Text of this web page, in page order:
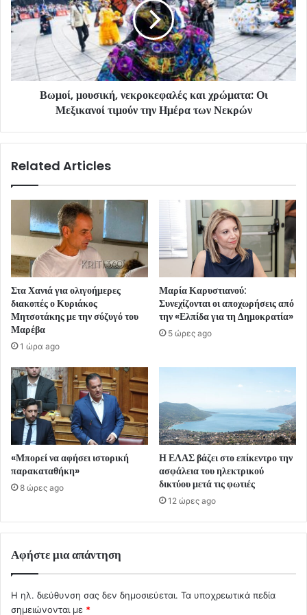
Βωμοί, μουσική, νεκροκεφαλές και χρώματα: Οι
Μεξικανοί τιμούν την Ημέρα των Νεκρών
Related Articles
Στα Χανιά για ολιγοήμερες
διακοπές ο Κυριάκος
Μητσοτάκης με την σύζυγό του
Μαρέβα
1 ώρα ago
Μαρία Καρυστιανού:
Συνεχίζονται οι αποχωρήσεις από
την «Ελπίδα για τη Δημοκρατία»
5 ώρες ago
«Μπορεί να αφήσει ιστορική
παρακαταθήκη»
8 ώρες ago
Η ΕΛΑΣ βάζει στο επίκεντρο την
ασφάλεια του ηλεκτρικού
δικτύου μετά τις φωτιές
12 ώρες ago
Αφήστε μια απάντηση
Η ηλ. διεύθυνση σας δεν δημοσιεύεται. Τα υποχρεωτικά πεδία
σημειώνονται με *